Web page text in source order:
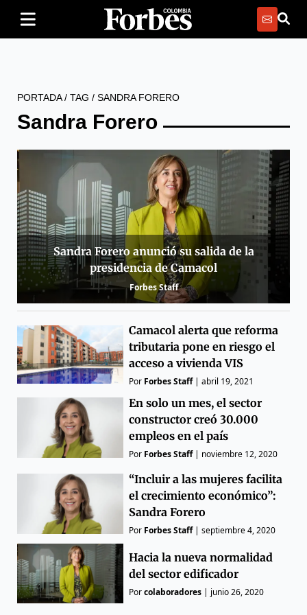
PORTADA/ TAG / SANDRA FORERO
Sandra Forero
Sandra Forero anunció su salida de la
presidencia de Camacol
Forbes Staff
Camacol alerta que reforma
tributaria pone en riesgo el
acceso a vivienda VIS
Por Forbes Staff|abril 19, 2021
En solo un mes, el sector
constructor creó 30.000
empleos en el país
Por Forbes Staff| noviembre 12, 2020
“Incluir a las mujeres facilita
el crecimiento económico”:
Sandra Forero
Por Forbes Staff|septiembre 4, 2020
Hacia la nueva normalidad
del sector edificador
Porcolaboradores | junio 26, 2020